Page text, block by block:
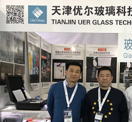
发展历程
企业理念
修复案例对比
服务支持
视频中心
下载中心
常见问题
施工服务
在线商城
联系我们